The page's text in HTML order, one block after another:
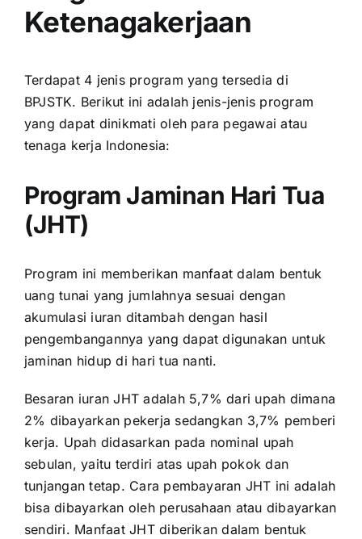
Ketenagakerjaan
Terdapat 4 jenis program yang tersedia di
BPJSTK. Berikut ini adalah jenis-jenis program
yang dapat dinikmati oleh para pegawai atau
tenaga kerja Indonesia:
Program Jaminan Hari Tua
(JHT)
Program ini memberikan manfaat dalam bentuk
uang tunai yang jumlahnya sesuai dengan
akumulasi iuran ditambah dengan hasil
pengembangannya yang dapat digunakan untuk
jaminan hidup di hari tua nanti.
Besaran iuran JHT adalah 5,7% dari upah dimana
2% dibayarkan pekerja sedangkan 3,7% pemberi
kerja. Upah didasarkan pada nominal upah
sebulan, yaitu terdiri atas upah pokok dan
tunjangan tetap. Cara pembayaran JHT ini adalah
bisa dibayarkan oleh perusahaan atau dibayarkan
sendiri. Manfaat JHT diberikan dalam bentuk